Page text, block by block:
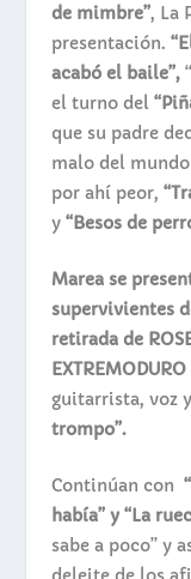
de mimbre”, La
presentación.
acabó el baile”,“
el turno del
que su padre
malo del
por ahí peor,
y “Besos de
Marea se
supervivientes
retirada de
EXTREMODURO
guitarrista, voz
trompo”.
Continúan con
había” y “La
sabe a poco” y